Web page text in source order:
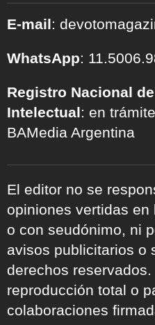
E-mail:
WhatsApp:
Registro Nacional
Intelectual: en
BAMedia Argentina
El editor no se
opiniones vertidas
o con seudónimo, ni
avisos publicitarios o
derechos
reproducción total o
colaboraciones